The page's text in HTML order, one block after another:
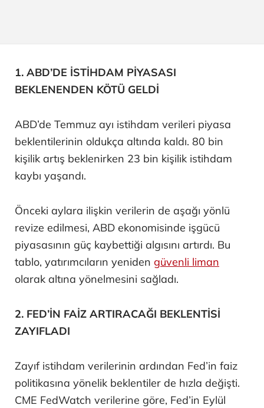
1. ABD’DE İSTİHDAM PİYASASI
BEKLENENDEN KÖTÜ GELDİ
ABD’de Temmuz ayı istihdam verileri piyasa
beklentilerinin oldukça altında kaldı. 80 bin
kişilik artış beklenirken 23 bin kişilik istihdam
kaybı yaşandı.
Önceki aylara ilişkin verilerin de aşağı yönlü
revize edilmesi, ABD ekonomisinde işgücü
piyasasının güç kaybettiği algısını artırdı. Bu
tablo, yatırımcıların yeniden güvenli liman
olarak altına yönelmesini sağladı.
2. FED’İN FAİZ ARTIRACAĞI BEKLENTİSİ
ZAYIFLADI
Zayıf istihdam verilerinin ardından Fed’in faiz
politikasına yönelik beklentiler de hızla değişti.
CME FedWatch verilerine göre, Fed’in Eylül